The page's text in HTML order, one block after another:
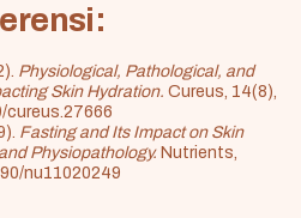
Physiological, Pathological, and
Skin Hydration. Cureus, 14(8),
cureus.27666
Fasting and Its Impact on Skin
Physiopathology. Nutrients,
nu11020249